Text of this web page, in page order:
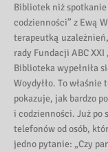
Bibliotek niż spotkanie
codzienności” z Ewą
terapeutką
rady Fundacji ABC XXI
Biblioteka wypełniła
Woydyłło. To
pokazuje, jak bardzo
i codzienności. Już po
telefonów od osób,
jedno pytanie: „Czy